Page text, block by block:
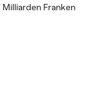
Franken